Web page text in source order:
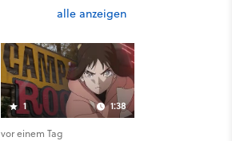
alle anzeigen
1 1:38
vor einem Tag